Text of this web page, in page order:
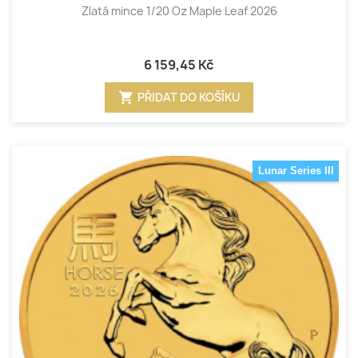
Zlatá mince 1/20 Oz Maple Leaf 2026
6 159,45 Kč
shopping_cart PŘIDAT DO KOŠÍKU
Lunar Series III